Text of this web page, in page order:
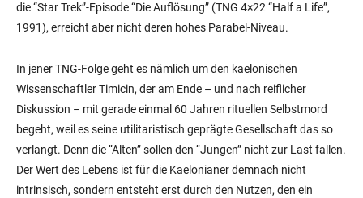
die “Star Trek”-Episode “Die Auflösung” (TNG 4×22 “Half a Life”,
1991), erreicht aber nicht deren hohes Parabel-Niveau.
In jener TNG-Folge geht es nämlich um den kaelonischen
Wissenschaftler Timicin, der am Ende – und nach reiflicher
Diskussion – mit gerade einmal 60 Jahren rituellen Selbstmord
begeht, weil es seine utilitaristisch geprägte Gesellschaft das so
verlangt. Denn die “Alten” sollen den “Jungen” nicht zur Last fallen.
Der Wert des Lebens ist für die Kaelonianer demnach nicht
intrinsisch, sondern entsteht erst durch den Nutzen, den ein